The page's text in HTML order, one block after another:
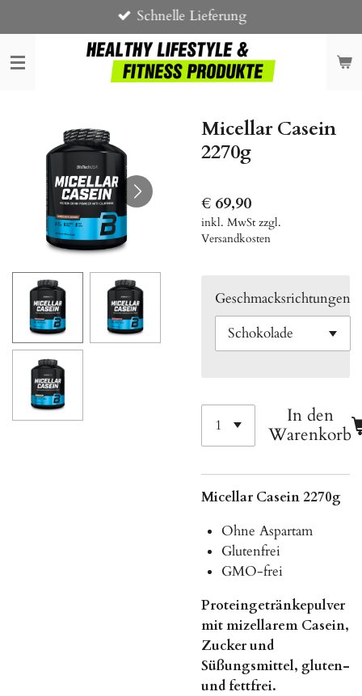
Hauptinhalt
springen
Schnelle Lieferung
Micellar Casein
2270g
€ 69,90
inkl. MwSt zzgl.
Versandkosten
Geschmacksrichtungen
In den
Warenkorb
Micellar Casein 2270g
Ohne Aspartam
Glutenfrei
GMO-frei
Proteingetränkepulver
mit mizellarem Casein,
Zucker und
Süßungsmittel, gluten-
und fettfrei.